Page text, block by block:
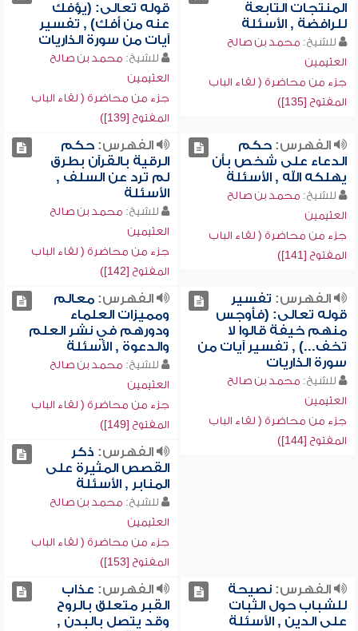
المنتجات التابعة
للرافضة , الأسئلة
للشيخ: محمد بن صالح
العثيمين
جزء من محاضرة ( لقاء الباب
المفتوح [135])
قوله تعالى: (يؤفك
عنه من أفك) , تفسير
آيات من سورة الذاريات
للشيخ: محمد بن صالح
العثيمين
جزء من محاضرة ( لقاء الباب
المفتوح [139])
الفهرس:حكم
الدعاء على شخص بأن
يهلكه الله , الأسئلة
للشيخ: محمد بن صالح
العثيمين
جزء من محاضرة ( لقاء الباب
المفتوح [141])
الفهرس:حكم
الرقية بالقرآن بطرق
لم ترد عن السلف ,
الأسئلة
للشيخ: محمد بن صالح
العثيمين
جزء من محاضرة ( لقاء الباب
المفتوح [142])
الفهرس: تفسير
قوله تعالى: (فأوجس
منهم خيفة قالوا لا
تخف...) , تفسير آيات من
سورة الذاريات
للشيخ: محمد بن صالح
العثيمين
جزء من محاضرة ( لقاء الباب
المفتوح [144])
الفهرس:معالم
ومميزات العلماء
ودورهم في نشر العلم
والدعوة , الأسئلة
للشيخ: محمد بن صالح
العثيمين
جزء من محاضرة ( لقاء الباب
المفتوح [149])
الفهرس: ذكر
القصص المثيرة على
المنابر , الأسئلة
للشيخ: محمد بن صالح
العثيمين
جزء من محاضرة ( لقاء الباب
المفتوح [153])
الفهرس:نصيحة
للشباب حول الثبات
على الدين , الأسئلة
الفهرس: عذاب
القبر متعلق بالروح
وقد يتصل بالبدن ,